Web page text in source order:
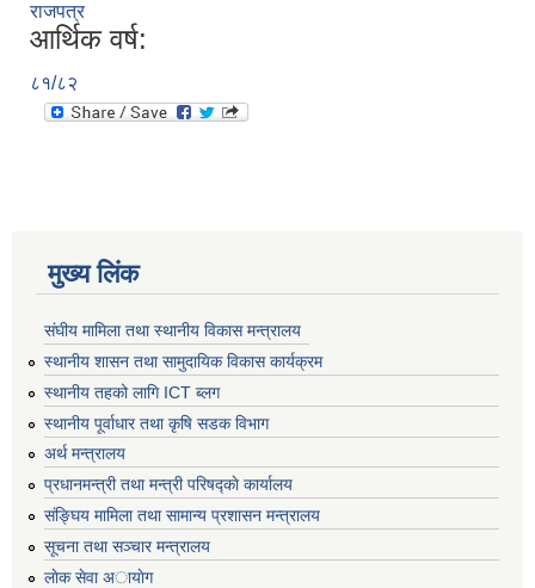
राजपत्र
आर्थिक वर्ष:
८१/८२
मुख्य लिंक
संघीय मामिला तथा स्थानीय विकास मन्त्रालय
स्थानीय शासन तथा सामुदायिक विकास कार्यक्रम
स्थानीय तहको लागि ICT ब्लग
स्थानीय पूर्वाधार तथा कृषि सडक विभाग
अर्थ मन्त्रालय
प्रधानमन्त्री तथा मन्त्री परिषद्काे कार्यालय
संङ्घिय मामिला तथा सामान्य प्रशासन मन्त्रालय
सूचना तथा सञ्चार मन्त्रालय
लाेक सेवा अायाेग